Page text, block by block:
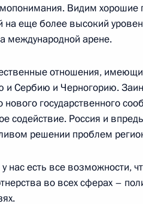
Киев, Мариинский дворец
четверг
вручения
государств
Москва, Большой
вторник
Видим хорошие
на еще более высокий
международной арене.
отношения,
и Сербию и Черногорию.
нового государственного
содействие. Россия и
решении проблем
нас есть все возможности,
во всех сферах –